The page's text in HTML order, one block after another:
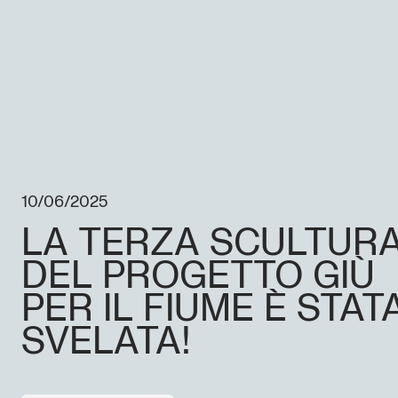
10/06/2025
LA TERZA
DEL PROGETTO GIÙ
PER IL FIUME È
SVELATA!